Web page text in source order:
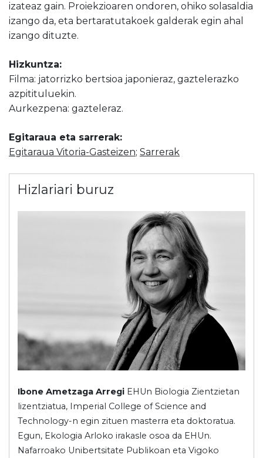
izateaz gain. Proiekzioaren ondoren, ohiko solasaldia
izango da, eta bertaratutakoek galderak egin ahal
izango dituzte.
Hizkuntza:
Filma: jatorrizko bertsioa japonieraz, gaztelerazko
azpitituluekin.
Aurkezpena: gazteleraz.
Egitaraua eta sarrerak:
Egitaraua Vitoria-Gasteizen; Sarrerak
Hizlariari buruz
Ibone Ametzaga Arregi EHUn Biologia Zientzietan
lizentziatua, Imperial College of Science and
Technology-n egin zituen masterra eta doktoratua.
Egun, Ekologia Arloko irakasle osoa da EHUn.
Nafarroako Unibertsitate Publikoan eta Vigoko